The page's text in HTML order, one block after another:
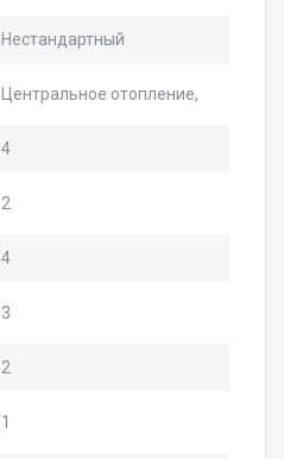
Нестандартный
Центральное отопление,
4
2
4
3
2
1